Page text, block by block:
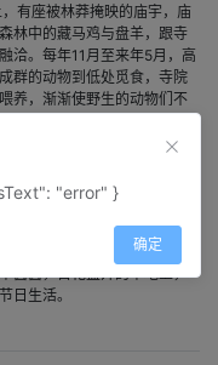
有座被林莽掩映的庙宇，庙
林中的藏马鸡与盘羊，跟寺
洽。每年11月至来年5月，高
群的动物到低处觅食，寺院
养，渐渐使野生的动物们不
寺院觅食。 神秘的拥措湖和
坝牧区风光、秀丽的海子
源于藏族英雄格萨尔时代的一
草原上举行。节日期间，除
主持的祭山祭湖活动，举行
骑上肥壮的骏马，带上丰盛
茵茵，百花盛开的草地上，
日生活。
"error" }
确定